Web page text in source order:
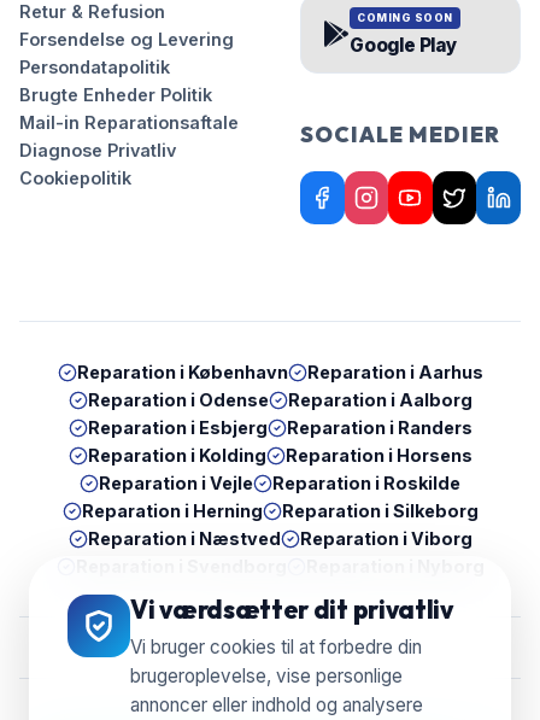
Vi værdsætter dit privatliv
Vi bruger cookies til at forbedre din
brugeroplevelse, vise personlige
annoncer eller indhold og analysere
Retur & Refusion
Forsendelse og Levering
Persondatapolitik
Brugte Enheder Politik
Mail-in Reparationsaftale
Diagnose Privatliv
Cookiepolitik
COMING SOON
Google Play
SOCIALE MEDIER
Reparation i København Reparation i Aarhus
Reparation i Odense Reparation i Aalborg
Reparation i Esbjerg Reparation i Randers
Reparation i Kolding Reparation i Horsens
Reparation iVejle Reparation i Roskilde
Reparation i Herning Reparation i Silkeborg
Reparation i Næstved Reparation i Viborg